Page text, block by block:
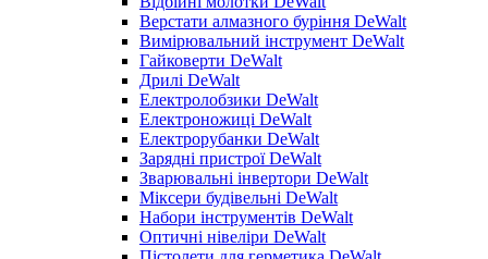
Верстати алмазного буріння DeWalt
Вимірювальний інструмент DeWalt
Гайковерти DeWalt
Дрилі DeWalt
Електролобзики DeWalt
Електроножиці DeWalt
Електрорубанки DeWalt
Зарядні пристрої DeWalt
Зварювальні інвертори DeWalt
Міксери будівельні DeWalt
Набори інструментів DeWalt
Оптичні нівеліри DeWalt